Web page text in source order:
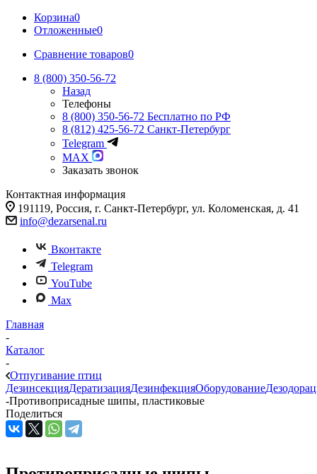
Корзина0
Отложенные0
Сравнение товаров0
8 (800) 350-56-72
Назад
Телефоны
8 (800) 350-56-72 Бесплатно по РФ
8 (812) 425-56-72 Санкт-Петербург
Telegram
MAX
Заказать звонок
Контактная информация
191119, Россия, г. Санкт-Петербург, ул. Коломенская, д. 41
info@dezarsenal.ru
Вконтакте
Telegram
YouTube
Max
Главная
-
Каталог
-
Отпугивание птиц
ДезинсекцияДератизацияДезинфекцияОборудование
-Противоприсадные шипы, пластиковые
Поделиться